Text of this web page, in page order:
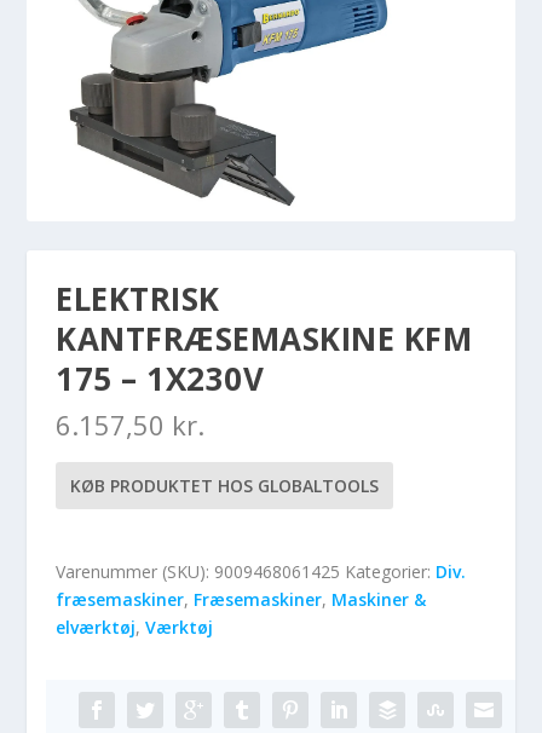
ELEKTRISK
KANTFRÆSEMASKINE KFM
175 – 1X230V
6.157,50 kr.
KØB PRODUKTET HOS GLOBALTOOLS
Varenummer (SKU): 9009468061425 Kategorier: Div.
fræsemaskiner, Fræsemaskiner, Maskiner &
elværktøj,Værktøj